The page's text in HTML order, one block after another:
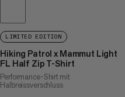
LIMITED EDITION
Hiking Patrol x Mammut Light
FL Half Zip T-Shirt
Performance-Shirt mit
Halbreissverschluss